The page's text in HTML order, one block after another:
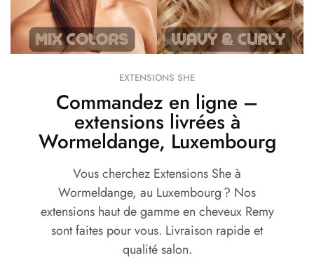
EXTENSIONS SHE
Commandez en ligne –
extensions livrées à
Wormeldange, Luxembourg
Vous cherchez Extensions She à
Wormeldange, au Luxembourg ? Nos
extensions haut de gamme en cheveux Remy
sont faites pour vous. Livraison rapide et
qualité salon.